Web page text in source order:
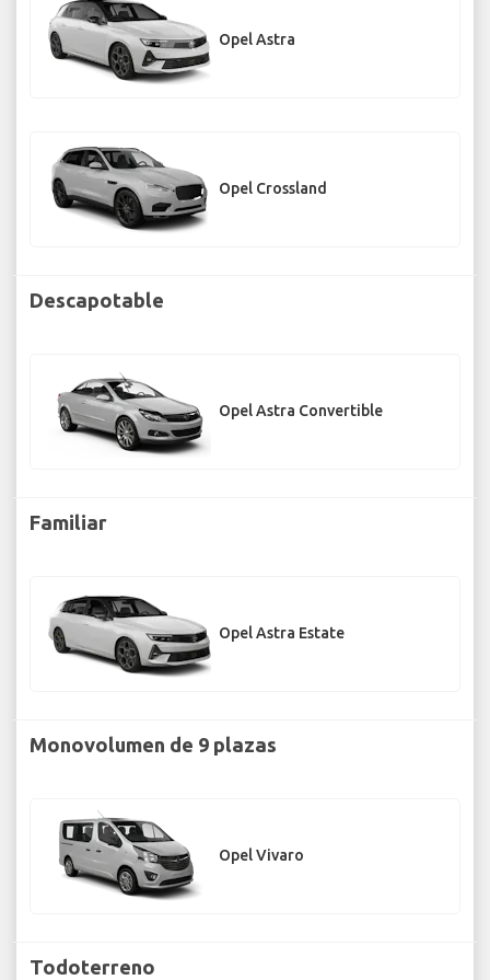
Opel Astra
Opel Crossland
Descapotable
Opel Astra Convertible
Familiar
Opel Astra Estate
Monovolumen de 9 plazas
Opel Vivaro
Todoterreno